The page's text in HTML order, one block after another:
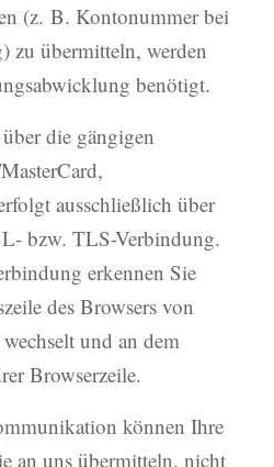
(z. B. Kontonummer bei
zu übermitteln, werden
benötigt.
die gängigen
ausschließlich über
bzw. TLS-Verbindung.
erkennen Sie
des Browsers von
und an dem
Browserzeile.
können Ihre
an uns übermitteln, nicht